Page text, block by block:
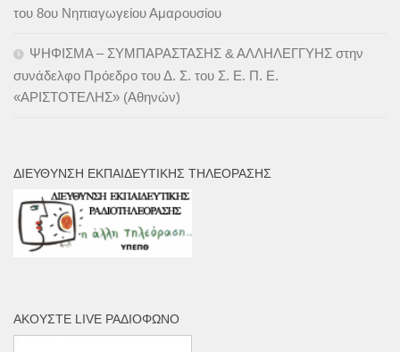
του 8ου Νηπιαγωγείου Αμαρουσίου
ΨΗΦΙΣΜΑ – ΣΥΜΠΑΡΑΣΤΑΣΗΣ & ΑΛΛΗΛΕΓΓΥΗΣ στην
συνάδελφο Πρόεδρο του Δ. Σ. του Σ. Ε. Π. Ε.
«ΑΡΙΣΤΟΤΕΛΗΣ» (Αθηνών)
ΔΙΕΎΘΥΝΣΗ ΕΚΠΑΙΔΕΥΤΙΚΉΣ ΤΗΛΕΌΡΑΣΗΣ
ΑΚΟΎΣΤΕ LIVE ΡΑΔΙΌΦΩΝΟ